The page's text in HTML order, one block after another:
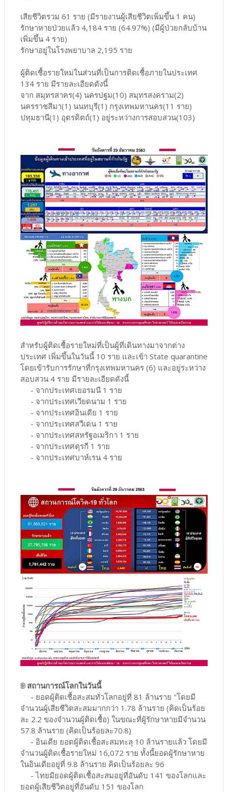
เสียชีวิตรวม 61 ราย (มีรายงานผู้เสียชีวิตเพิ่มขึ้น 1 คน)
รักษาหายป่วยแล้ว 4,184 ราย (64.97%) (มีผู้ป่วยกลับบ้าน
เพิ่มขึ้น 4 ราย)
รักษาอยู่ในโรงพยาบาล 2,195 ราย
ผู้ติดเชื้อรายใหม่ในส่วนที่เป็นการติดเชื้อภายในประเทศ
134 ราย มีรายละเอียดดังนี้
จาก สมุทรสาคร(4) นครปฐม(10) สมุทรสงคราม(2)
นครราชสีมา(1) นนทบุรี(1) กรุงเทพมหานคร(11 ราย)
ปทุมธานี(1) อุตรดิตถ์(1) อยู่ระหว่างการสอบสวน(103)
สำหรับผู้ติดเชื้อรายใหม่ที่เป็นผู้ที่เดินทางมาจากต่าง
ประเทศ เพิ่มขึ้นในวันนี้ 10 ราย และเข้า State quarantine
โดยเข้ารับการรักษาที่กรุงเทพมหานคร (6) และอยู่ระหว่าง
สอบสวน 4 ราย มีรายละเอียดดังนี้
- จากประเทศเยอรมนี 1 ราย
- จากประเทศเวียดนาม 1 ราย
- จากประเทศอินเดีย 1 ราย
- จากประเทศสวีเดน 1 ราย
- จากประเทศสหรัฐอเมริกา 1 ราย
- จากประเทศตุรกี 1 ราย
- จากประเทศบาห์เรน 4 ราย
🌐สถานการณ์โลกในวันนี้
- ยอดผู้ติดเชื้อสะสมทั่วโลกอยู่ที่ 81 ล้านราย "โดยมี
จำนวนผู้เสียชีวิตสะสมมากกว่า 1.78 ล้านราย (คิดเป็นร้อย
ละ 2.2 ของจำนวนผู้ติดเชื้อ) ในขณะที่ผู้รักษาหายมีจำนวน
57.8 ล้านราย (คิดเป็นร้อยละ70.8)
- อินเดีย ยอดผู้ติดเชื้อสะสมทะลุ 10 ล้านรายแล้ว โดยมี
จำนวนผู้ติดเชื้อรายใหม่ 16,072 ราย ทั้งนี้ยอดผู้รักษาหาย
ในอินเดียอยู่ที่ 9.8 ล้านราย คิดเป็นร้อยละ 96
- ไทยมียอดผู้ติดเชื้อสะสมอยู่ที่อันดับ 141 ของโลกและ
ยอดผู้เสียชีวิตอยู่ที่อันดับ 151 ของโลก